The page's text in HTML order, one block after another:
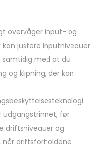
overvåger input- og
kan justere inputniveauer
med at du
og klipning, der kan
udgangstrinnet, før
driftsniveauer og
når driftsforholdene